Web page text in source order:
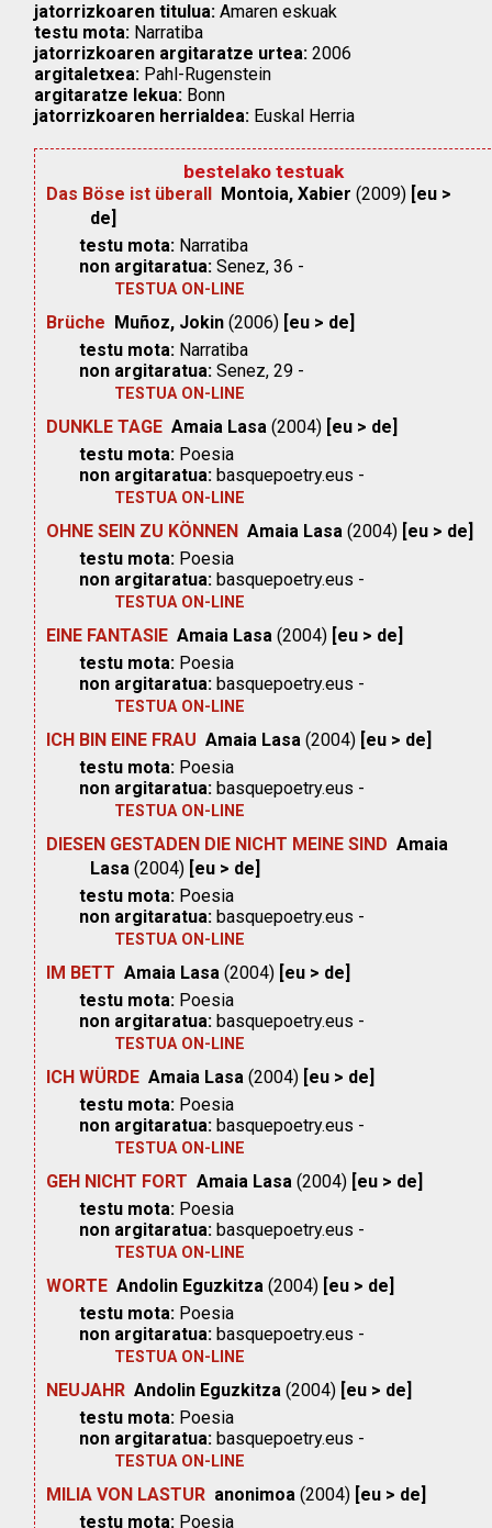
jatorrizkoaren titulua: Amaren eskuak
testu mota: Narratiba
jatorrizkoaren argitaratze urtea: 2006
argitaletxea: Pahl-Rugenstein
argitaratze lekua: Bonn
jatorrizkoaren herrialdea: Euskal Herria
bestelako testuak
Das Böse ist überall Montoia, Xabier (2009) [eu >
de]
testu mota: Narratiba
non argitaratua: Senez, 36 -
TESTUA ON-LINE
Brüche Muñoz, Jokin (2006) [eu > de]
testu mota: Narratiba
non argitaratua: Senez, 29 -
TESTUA ON-LINE
DUNKLE TAGE Amaia Lasa (2004) [eu > de]
testu mota: Poesia
non argitaratua: basquepoetry.eus -
TESTUA ON-LINE
OHNE SEIN ZU KÖNNEN Amaia Lasa (2004) [eu > de]
testu mota: Poesia
non argitaratua: basquepoetry.eus -
TESTUA ON-LINE
EINE FANTASIE Amaia Lasa (2004) [eu > de]
testu mota: Poesia
non argitaratua: basquepoetry.eus -
TESTUA ON-LINE
ICH BIN EINE FRAU Amaia Lasa (2004) [eu > de]
testu mota: Poesia
non argitaratua: basquepoetry.eus -
TESTUA ON-LINE
DIESEN GESTADEN DIE NICHT MEINE SIND Amaia
Lasa (2004) [eu > de]
testu mota: Poesia
non argitaratua: basquepoetry.eus -
TESTUA ON-LINE
IM BETT Amaia Lasa (2004) [eu > de]
testu mota: Poesia
non argitaratua: basquepoetry.eus -
TESTUA ON-LINE
ICH WÜRDE Amaia Lasa (2004) [eu > de]
testu mota: Poesia
non argitaratua: basquepoetry.eus -
TESTUA ON-LINE
GEH NICHT FORT Amaia Lasa (2004) [eu > de]
testu mota: Poesia
non argitaratua: basquepoetry.eus -
TESTUA ON-LINE
WORTE Andolin Eguzkitza (2004) [eu > de]
testu mota: Poesia
non argitaratua: basquepoetry.eus -
TESTUA ON-LINE
NEUJAHR Andolin Eguzkitza (2004) [eu > de]
testu mota: Poesia
non argitaratua: basquepoetry.eus -
TESTUA ON-LINE
MILIA VON LASTUR anonimoa (2004) [eu > de]
testu mota: Poesia